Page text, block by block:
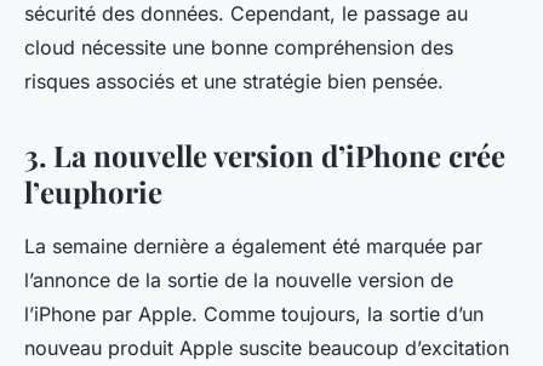
sécurité des données. Cependant, le passage au
cloud nécessite une bonne compréhension des
risques associés et une stratégie bien pensée.
3. La nouvelle version d’iPhone crée
l’euphorie
La semaine dernière a également été marquée par
l’annonce de la sortie de la nouvelle version de
l’iPhone par Apple. Comme toujours, la sortie d’un
nouveau produit Apple suscite beaucoup d’excitation